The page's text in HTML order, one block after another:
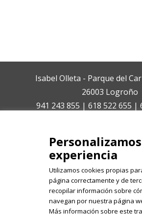
Isabel Olleta - Parque del
26003 Logroño
941 243 855 | 618 522 655 |
Registrate en nuestro
noticias
experiencia
Utilizamos cookies propias
página correctamente y de
recopilar información sobre
navegan por nuestra página
Más información sobre este